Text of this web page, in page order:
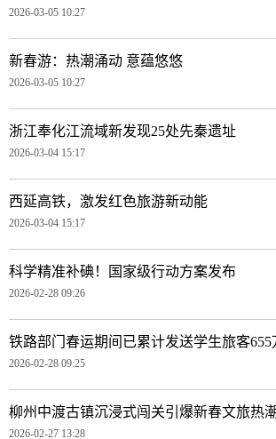
2026-03-05 10:27
新春游：热潮涌动 意蕴悠悠
2026-03-05 10:27
浙江奉化江流域新发现25处先秦遗址
2026-03-04 15:17
西延高铁，激发红色旅游新动能
2026-03-04 15:17
科学精准补碘！国家级行动方案发布
2026-02-28 09:26
铁路部门春运期间已累计发送学生旅客655
2026-02-28 09:25
柳州中渡古镇沉浸式闯关引爆新春文旅热潮
2026-02-27 13:28